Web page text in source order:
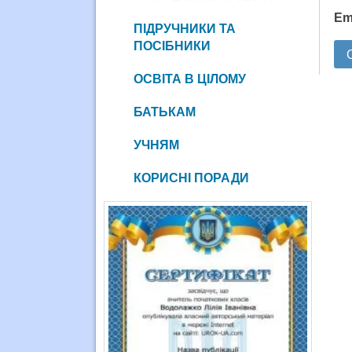
ПІДРУЧНИКИ ТА
ПОСІБНИКИ
ОСВІТА В ЦІЛОМУ
БАТЬКАМ
УЧНЯМ
КОРИСНІ ПОРАДИ